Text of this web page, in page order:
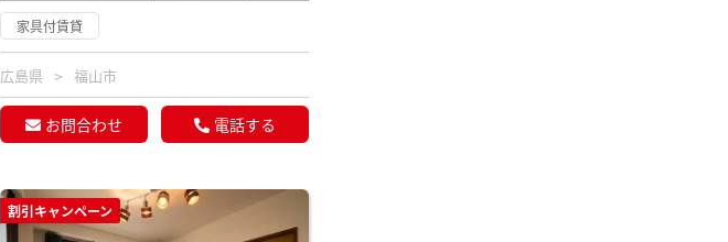
家具付賃貸
広島県 福山市
お問合わせ 電話する
割引キャンペーン